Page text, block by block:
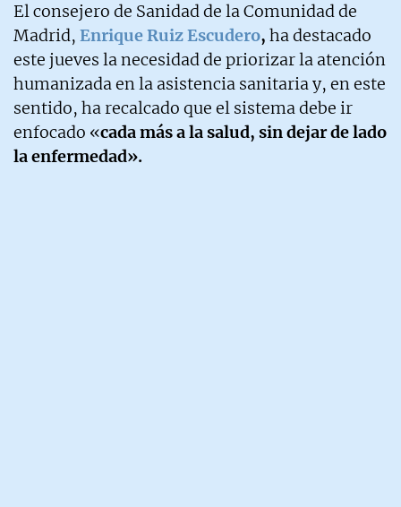
El consejero de Sanidad de la Comunidad de
Madrid, Enrique Ruiz Escudero, ha destacado
este jueves la necesidad de priorizar la atención
humanizada en la asistencia sanitaria y, en este
sentido, ha recalcado que el sistema debe ir
enfocado «cada más a la salud, sin dejar de lado
la enfermedad».